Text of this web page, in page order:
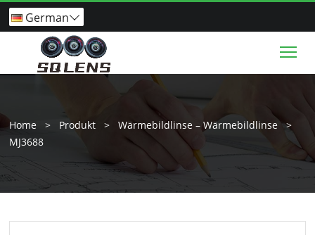
German
Home > Produkt > Wärmebildlinse – Wärmebildlinse
>
MJ3688